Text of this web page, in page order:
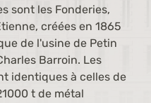
sont les Fonderies,
créées en 1865
de l'usine de Petin
Barroin. Les
identiques à celles de
t de métal